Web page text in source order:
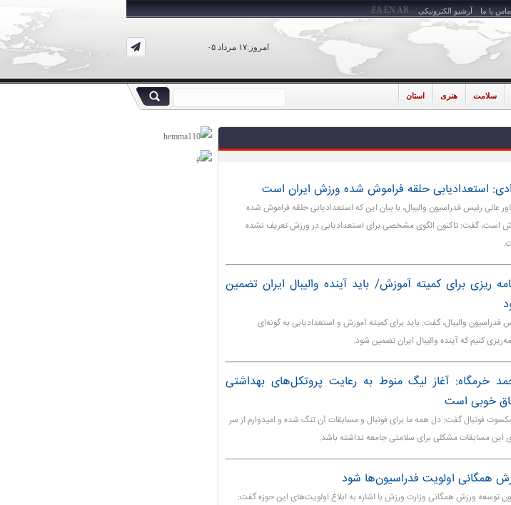
با ما آرشیو الکترونیکی
امروز:۱۷ مرداد ۰۵
FA EN AR
سلامت هنری استان
استعدادیابی حلقه فراموش شده ورزش ایران است
عالی رئیس فدراسیون والیبال، با بیان این که استعدادیابی حلقه فراموش شده
است، گفت: تاکنون الگوی مشخصی برای استعدادیابی در ورزش تعریف نشده
ریزی برای کمیته آموزش/ باید آینده والیبال ایران تضمین
فدراسیون والیبال، گفت: باید برای کمیته‌ آموزش و استعدادیابی به گونه‌ای
کنیم که آینده والیبال ایران تضمین شود.
خرمگاه: آغاز لیگ منوط به رعایت پروتکل‌های بهداشتی
خوبی است
فوتبال گفت: دل همه ما برای فوتبال و مسابقات آن تنگ شده و امیدوارم از سر
این مسابقات مشکلی برای سلامتی جامعه نداشته باشد.
همگانی اولویت فدراسیون‌ها شود
توسعه ورزش همگانی وزارت ورزش با اشاره به ابلاغ اولویت‌های این حوزه گفت: